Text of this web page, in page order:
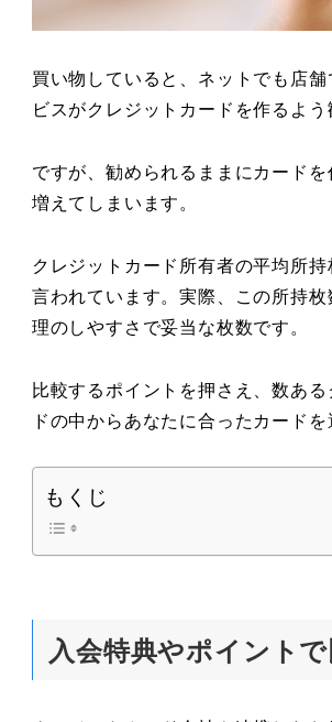
買い物していると、ネットでも店
ビスがクレジットカードを作るよう
ですが、勧められるままにカードを
増えてしまいます。
クレジットカード所有者の平均所
言われています。実際、この所持
理のしやすさで妥当な枚数です。
比較するポイントを押さえ、数あ
ドの中からあなたに合ったカードを
もくじ
入会特典やポイント